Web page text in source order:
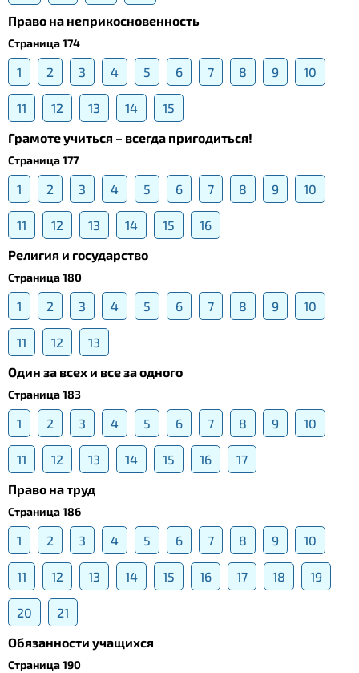
Право на неприкосновенность
Страница 174
1 2 3 4 5 6 7 8 9 10
11 12 13 14
15
Грамоте учиться – всегда пригодиться!
Страница 177
1 2 3 4 5 6 7 8 9 10
11 12 13 14 15
16
Религия и государство
Страница 180
1 2 3 4 5 6 7 8 9 10
11 12
13
Один за всех и все за одного
Страница 183
1 2 3 4 5 6 7 8 9 10
11 12 13 14 15 16
17
Право на труд
Страница 186
1 2 3 4 5 6 7 8 9 10
11 12 13 14 15 16 17 18 19
20
21
Обязанности учащихся
Страница 190